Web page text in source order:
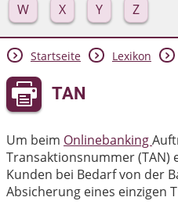
W
X Y Z
Startseite Lexikon
TAN
Um beim Onlinebanking
Transaktionsnummer (TAN)
Kunden bei Bedarf von der
Absicherung eines einzigen